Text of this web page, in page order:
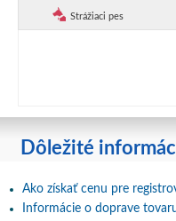
Strážiaci pes
Dôležité
Ako získať cenu pre
Informácie o doprave